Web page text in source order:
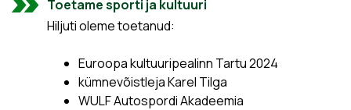
Toetame sporti ja kultuuri
Hiljuti oleme toetanud:
Euroopa kultuuripealinn Tartu 2024
kümnevõistleja Karel Tilga
WULF Autospordi Akadeemia